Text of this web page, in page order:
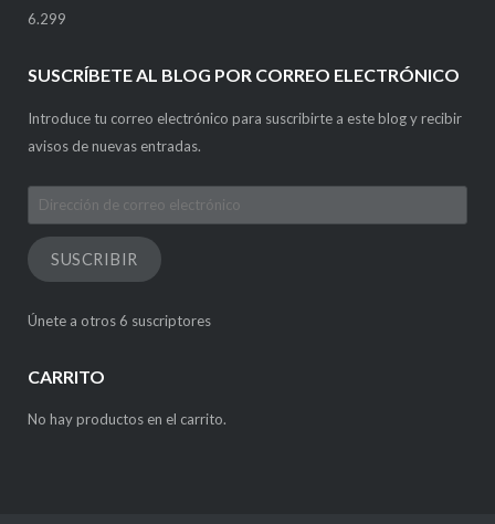
6.299
SUSCRÍBETE AL BLOG POR CORREO ELECTRÓNICO
Introduce tu correo electrónico para suscribirte a este blog y recibir
avisos de nuevas entradas.
Dirección
de
correo
electrónico
SUSCRIBIR
Únete a otros 6 suscriptores
CARRITO
No hay productos en el carrito.